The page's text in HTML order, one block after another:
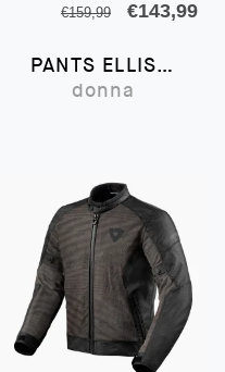
€159,99
Il
originale
era:
€143,99Il
PANTS ELLISON LADIES SK
donna